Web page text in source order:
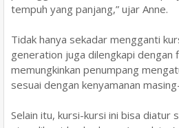
tempuh yang panjang,” ujar Anne.
Tidak hanya sekadar mengganti
generation juga dilengkapi dengan
memungkinkan penumpang
sesuai dengan kenyamanan
Selain itu, kursi-kursi ini bisa diatur